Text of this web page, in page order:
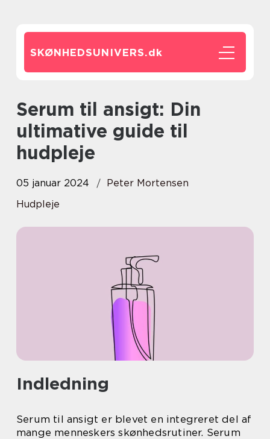
SKØNHEDSUNIVERS.dk
Serum til ansigt: Din
ultimative guide til
hudpleje
05 januar 2024
Peter Mortensen
Hudpleje
Indledning
Serum til ansigt er blevet en integreret del af
mange menneskers skønhedsrutiner. Serum